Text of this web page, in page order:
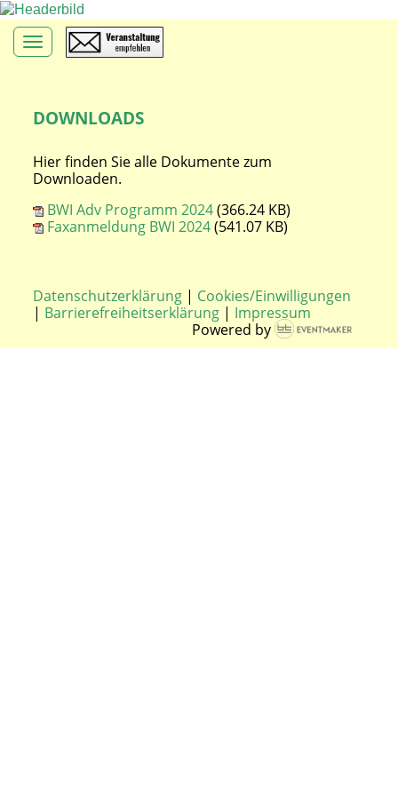
Toggle navigation
DOWNLOADS
Hier finden Sie alle Dokumente zum
Downloaden.
BWI Adv Programm 2024(366.24 KB)
Faxanmeldung BWI 2024(541.07 KB)
Datenschutzerklärung | Cookies/Einwilligungen
| Barrierefreiheitserklärung | Impressum
Powered by